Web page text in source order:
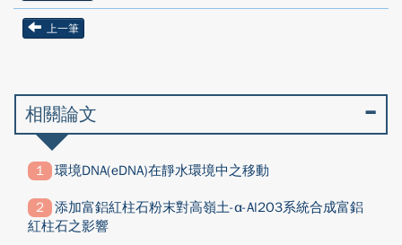
上一筆
相關論文
環境DNA(eDNA)在靜水環境中之移動
添加富鋁紅柱石粉末對高嶺土-α-Al2O3系統合成富鋁
紅柱石之影響